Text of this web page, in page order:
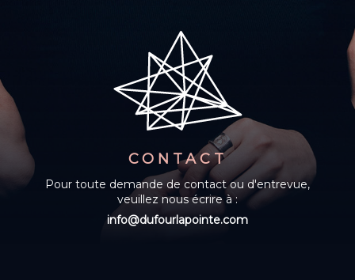
CONTACT
Pour toute demande de contact ou d'entrevue,
veuillez nous écrire à :
info@dufourlapointe.com